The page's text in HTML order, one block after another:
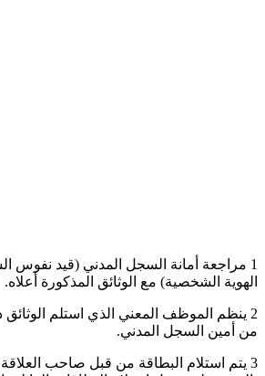
1 مراجعة أمانة السجل المدني (قيد
الهوية الشخصية) مع الوثائق المذكورة أعلاه.
2 ينظم الموظف المعني الذي استلم الوثائق
من أمين السجل المدني.
3 يتم استلام البطاقة من قبل صاحب